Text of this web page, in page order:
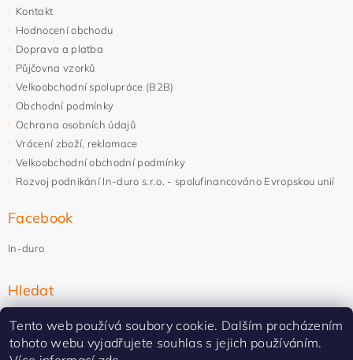
Kontakt
Hodnocení obchodu
Doprava a platba
Půjčovna vzorků
Velkoobchodní spolupráce (B2B)
Obchodní podmínky
Ochrana osobních údajů
Vrácení zboží, reklamace
Velkoobchodní obchodní podmínky
Rozvoj podnikání In-duro s.r.o. - spolufinancováno Evropskou unií
Facebook
In-duro
Hledat
Tento web používá soubory cookie. Dalším procházením
tohoto webu vyjadřujete souhlas s jejich používáním.